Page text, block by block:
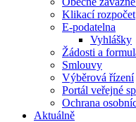
Klikací rozpočet
E-podatelna
Vyhlášky
Žádosti a
Smlouvy
Výběrová řízení
Portál veřejné
Ochrana
Aktuálně